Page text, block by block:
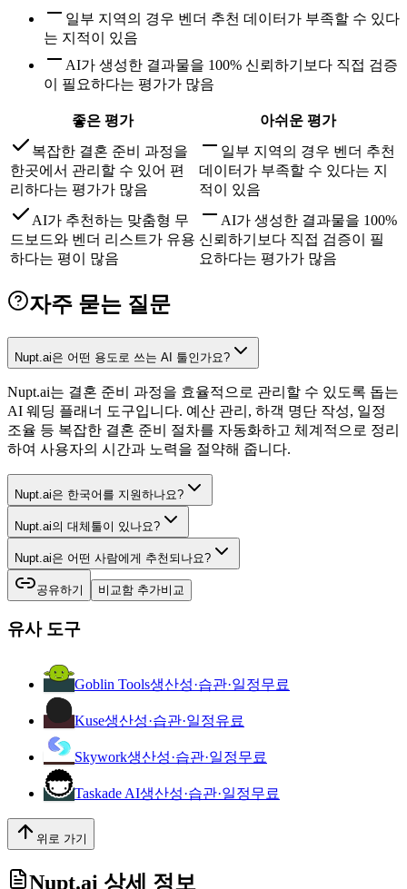
일부 지역의 경우 벤더 추천 데이터가 부족할 수 있다
는 지적이 있음
AI가 생성한 결과물을 100% 신뢰하기보다 직접 검증
이 필요하다는 평가가 많음
좋은 평가
아쉬운 평가
복잡한 결혼 준비 과정을
한곳에서 관리할 수 있어 편
리하다는 평가가 많음
일부 지역의 경우 벤더 추천
데이터가 부족할 수 있다는 지
적이 있음
AI가 추천하는 맞춤형 무
드보드와 벤더 리스트가 유용
하다는 평이 많음
AI가 생성한 결과물을 100%
신뢰하기보다 직접 검증이 필
요하다는 평가가 많음
자주 묻는 질문
Nupt.ai은 어떤 용도로 쓰는 AI 툴인가요?
Nupt.ai는 결혼 준비 과정을 효율적으로 관리할 수 있도록 돕는
AI 웨딩 플래너 도구입니다. 예산 관리, 하객 명단 작성, 일정
조율 등 복잡한 결혼 준비 절차를 자동화하고 체계적으로 정리
하여 사용자의 시간과 노력을 절약해 줍니다.
Nupt.ai은 한국어를 지원하나요?
Nupt.ai의 대체툴이 있나요?
Nupt.ai은 어떤 사람에게 추천되나요?
공유하기 비교함 추가비교
유사 도구
Goblin Tools생산성·습관·일정무료
Kuse생산성·습관·일정유료
Skywork생산성·습관·일정무료
Taskade AI생산성·습관·일정무료
위로 가기
Nupt.ai 상세 정보